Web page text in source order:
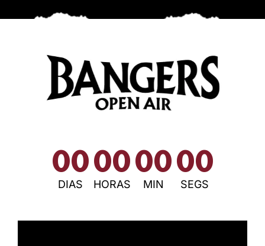
00
DIAS
00
HORAS
00
MIN
00
SEGS